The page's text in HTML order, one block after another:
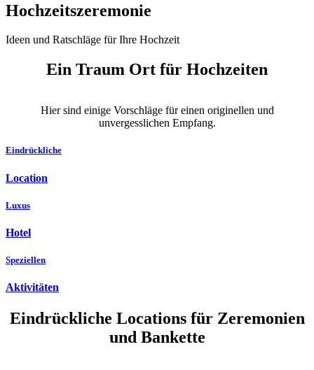
Hochzeitszeremonie
Ideen und Ratschläge für Ihre Hochzeit
Ein Traum Ort für Hochzeiten
Hier sind einige Vorschläge für einen originellen und
unvergesslichen Empfang.
Eindrückliche
Location
Luxus
Hotel
Speziellen
Aktivitäten
Eindrückliche Locations für Zeremonien
und Bankette